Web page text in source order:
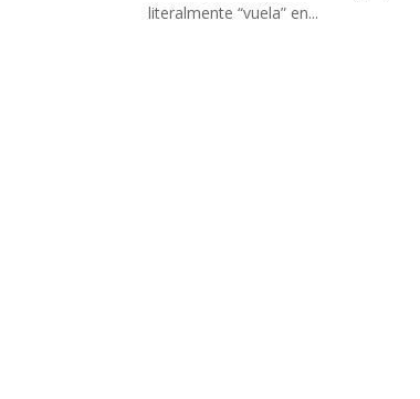
literalmente “vuela” en...